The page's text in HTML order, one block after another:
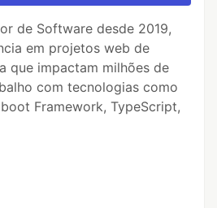
de Software desde 2019,
em projetos web de
que impactam milhões de
com tecnologias como
Framework, TypeScript,